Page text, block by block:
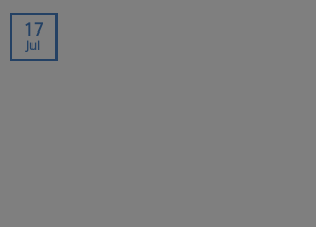
17
Jul